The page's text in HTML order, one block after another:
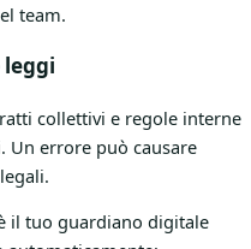
team.
collettivi e regole interne
Un errore può causare
il tuo guardiano digitale